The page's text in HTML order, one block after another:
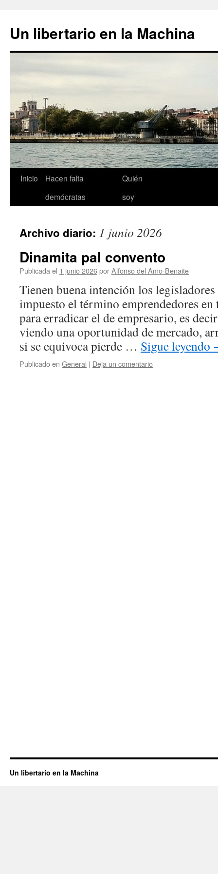
Un libertario en la Machina
Saltar
Inicio
Hacen falta
demócratas
Quién
soy
Archivo diario: 1 junio 2026
Dinamita pal convento
Publicada el 1 junio 2026porAlfonso del Amo-Benaite
Tienen buena intención los
impuesto el término emprendedores en
para erradicar el de empresario, es
viendo una oportunidad de mercado,
si se equivoca pierde … Sigue leyendo
Publicado en General | Deja un comentario
Un libertario en la Machina